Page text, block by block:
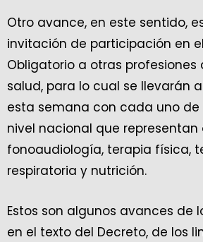
Otro avance, en este sentido,
invitación de participación en
Obligatorio a otras profesiones
salud, para lo cual se llevarán
esta semana con cada uno de
nivel nacional que
fonoaudiología, terapia física,
respiratoria y nutrición.
Estos son algunos avances de
en el texto del Decreto, de los